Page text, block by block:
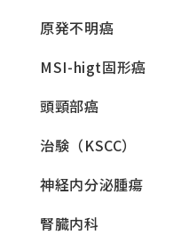
原発不明癌
MSI-higt固形癌
頭頸部癌
治験（KSCC）
神経内分泌腫瘍
腎臓内科